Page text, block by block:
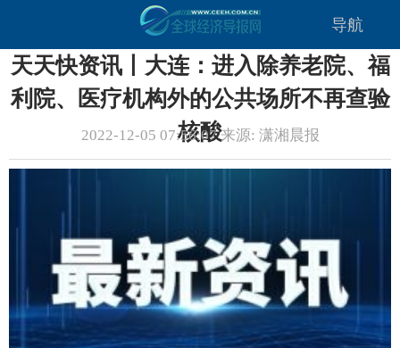
导航
天天快资讯丨大连：进入除养老院、福
利院、医疗机构外的公共场所不再查验
核酸
2022-12-05 07:56:07 来源: 潇湘晨报